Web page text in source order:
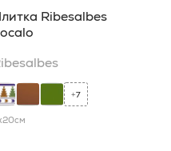
Ribesalbes
+7
см